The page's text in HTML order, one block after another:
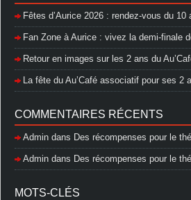
Fêtes d’Aurice 2026 : rendez-vous du 10
Fan Zone à Aurice : vivez la demi-finale
Retour en images sur les 2 ans du
La fête du Au’Café associatif pour ses 2
COMMENTAIRES RÉCENTS
Admin dans Des récompenses pour le
Admin dans Des récompenses pour le
MOTS-CLÉS